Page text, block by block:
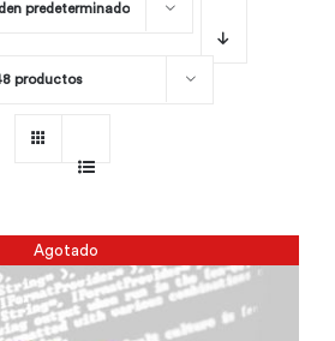
predeterminado
productos
Agotado